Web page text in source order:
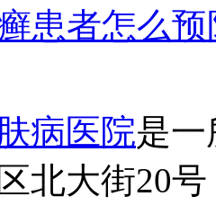
患者怎么
病医院是
北大街20